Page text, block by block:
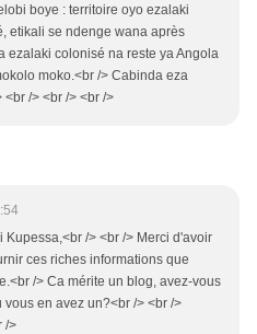
boye : territoire oyo ezalaki
etikali se ndenge wana après
ezalaki colonisé na reste ya Angola
moko.<br /> Cabinda eza
/> <br /> <br />
/> <br /> Merci d'avoir
ces riches informations que
/> Ca mérite un blog, avez-vous
en avez un?<br /> <br />
/>